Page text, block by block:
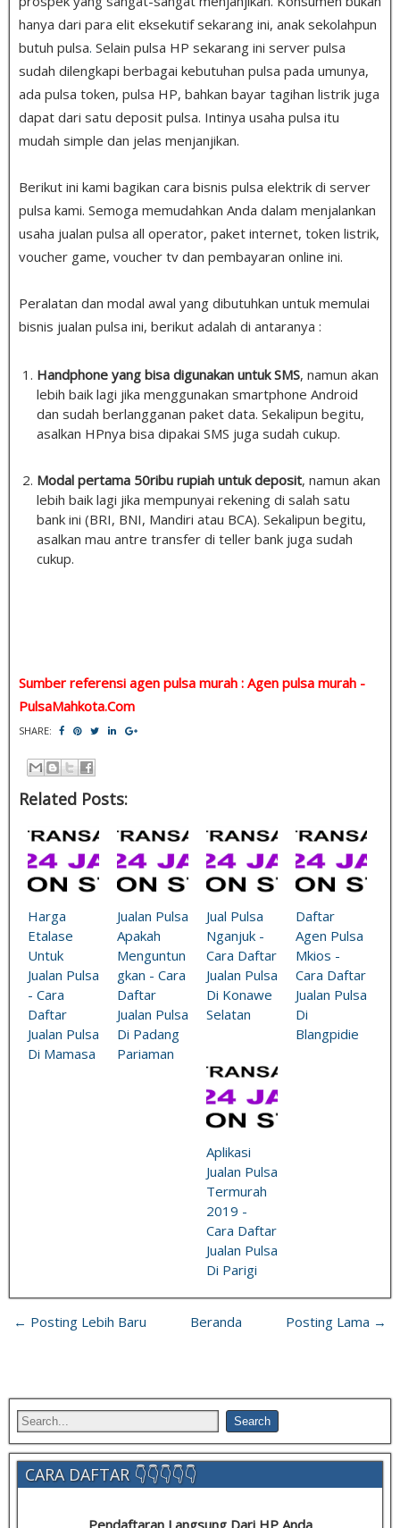
hanya dari para elit eksekutif sekarang ini, anak sekolahpun
butuh pulsa. Selain pulsa HP sekarang ini server pulsa
sudah dilengkapi berbagai kebutuhan pulsa pada umunya,
ada pulsa token, pulsa HP, bahkan bayar tagihan listrik juga
dapat dari satu deposit pulsa. Intinya usaha pulsa itu
mudah simple dan jelas menjanjikan.
Berikut ini kami bagikan cara bisnis pulsa elektrik di server
pulsa kami. Semoga memudahkan Anda dalam menjalankan
usaha jualan pulsa all operator, paket internet, token listrik,
voucher game, voucher tv dan pembayaran online ini.
Peralatan dan modal awal yang dibutuhkan untuk memulai
bisnis jualan pulsa ini, berikut adalah di antaranya :
Handphone yang bisa digunakan untuk SMS, namun akan
lebih baik lagi jika menggunakan smartphone Android
dan sudah berlangganan paket data. Sekalipun begitu,
asalkan HPnya bisa dipakai SMS juga sudah cukup.
Modal pertama 50ribu rupiah untuk deposit, namun akan
lebih baik lagi jika mempunyai rekening di salah satu
bank ini (BRI, BNI, Mandiri atau BCA). Sekalipun begitu,
asalkan mau antre transfer di teller bank juga sudah
cukup.
Sumber referensi agen pulsa murah : Agen pulsa murah -
PulsaMahkota.Com
SHARE:
Related Posts:
Harga
Etalase
Untuk
Jualan Pulsa
- Cara
Daftar
Jualan Pulsa
Di Mamasa
Jualan Pulsa
Apakah
Menguntun
gkan - Cara
Daftar
Jualan Pulsa
Di Padang
Pariaman
Jual Pulsa
Nganjuk -
Cara Daftar
Jualan Pulsa
Di Konawe
Selatan
Daftar
Agen Pulsa
Mkios -
Cara Daftar
Jualan Pulsa
Di
Blangpidie
Aplikasi
Jualan Pulsa
Termurah
2019 -
Cara Daftar
Jualan Pulsa
Di Parigi
← Posting Lebih Baru Posting Lama →
Beranda
CARA DAFTAR 👇👇👇👇👇
Pendaftaran Langsung Dari HP Anda